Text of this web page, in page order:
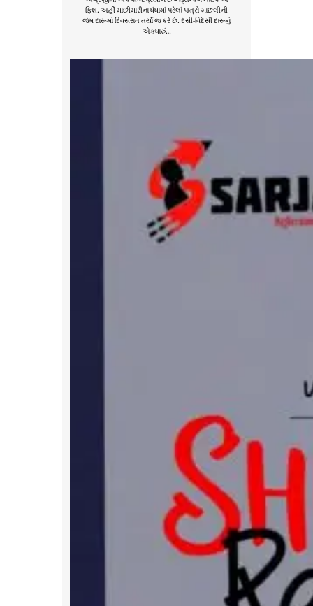
ફિશ. અહીં માછીમારીના ધંધામાં પડેલાં પાત્રો માછલીની
જેમ દારૂમાં દિવસરાત તર્યાં જ કરે છે. દેસી-વિદેસી દારૂનું
એકધારું…